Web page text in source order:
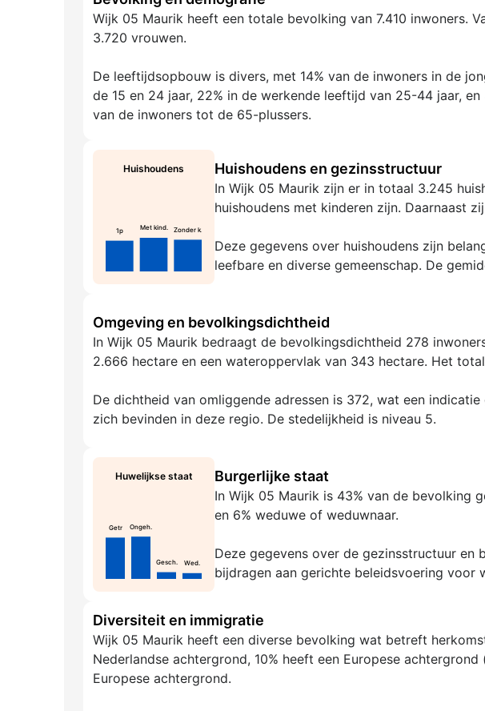
Wijk 05 Maurik heeft een totale bevolking van 7.410 inwoners.
3.720 vrouwen.
De leeftijdsopbouw is divers, met 14% van de inwoners in de
de 15 en 24 jaar, 22% in de werkende leeftijd van 25-44 jaar,
van de inwoners tot de 65-plussers.
Huishoudens
1p Met kind. Zonder k.
Huishoudens en gezinsstructuur
In Wijk 05 Maurik zijn er in totaal 3.245
huishoudens met kinderen zijn. Daarnaast
Deze gegevens over huishoudens zijn
leefbare en diverse gemeenschap. De
Omgeving en bevolkingsdichtheid
In Wijk 05 Maurik bedraagt de bevolkingsdichtheid 278
2.666 hectare en een wateroppervlak van 343 hectare. Het
De dichtheid van omliggende adressen is 372, wat een
zich bevinden in deze regio. De stedelijkheid is niveau 5.
Huwelijkse staat
Getr Ongeh.
Gesch. Wed.
Burgerlijke staat
In Wijk 05 Maurik is 43% van de bevolking
en 6% weduwe of weduwnaar.
Deze gegevens over de gezinsstructuur en
bijdragen aan gerichte beleidsvoering voor
Diversiteit en immigratie
Wijk 05 Maurik heeft een diverse bevolking wat betreft
Nederlandse achtergrond, 10% heeft een Europese
Europese achtergrond.